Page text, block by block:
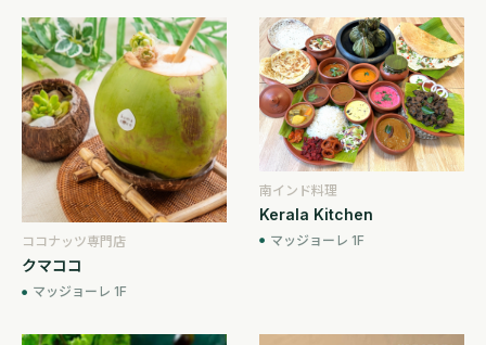
ココナッツ専門店
クマココ
マッジョーレ 1F
南インド料理
Kerala Kitchen
マッジョーレ 1F